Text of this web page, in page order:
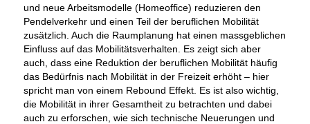
und neue Arbeitsmodelle (Homeoffice) reduzieren den
Pendelverkehr und einen Teil der beruflichen Mobilität
zusätzlich. Auch die Raumplanung hat einen massgeblichen
Einfluss auf das Mobilitätsverhalten. Es zeigt sich aber
auch, dass eine Reduktion der beruflichen Mobilität häufig
das Bedürfnis nach Mobilität in der Freizeit erhöht – hier
spricht man von einem Rebound Effekt. Es ist also wichtig,
die Mobilität in ihrer Gesamtheit zu betrachten und dabei
auch zu erforschen, wie sich technische Neuerungen und